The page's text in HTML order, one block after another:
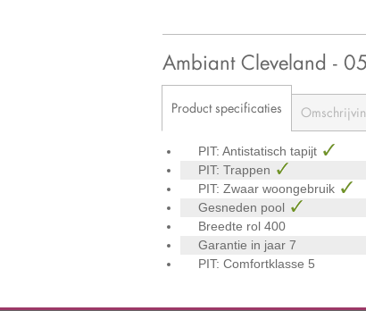
Ambiant Cleveland -
Product specificaties
PIT: Antistatisch tapijt
PIT: Trappen
PIT: Zwaar woongebruik
Gesneden pool
Breedte rol 400
Garantie in jaar 7
PIT: Comfortklasse 5